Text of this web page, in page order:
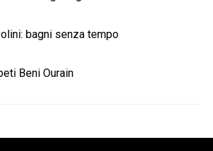
bagni senza tempo
Beni Ourain